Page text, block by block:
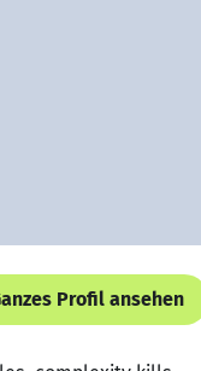
Profil ansehen